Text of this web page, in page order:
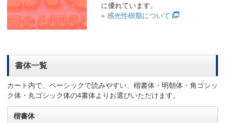
に優れています。
» 感光性樹脂について
書体一覧
カート内で、ベーシックで読みやすい、楷書体・明朝体・角ゴシッ
ク体・丸ゴシック体の4書体よりお選びいただけます。
楷書体